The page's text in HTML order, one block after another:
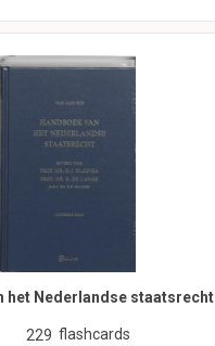
het Nederlandse staatsrecht
229 flashcards